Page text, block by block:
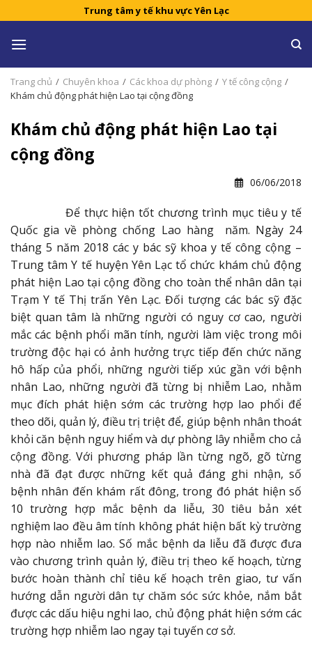
to
content
Trung tâm y tế khu vực Yên Lạc
Trang chủ / Chuyên khoa / Các khoa dự phòng / Y tế công cộng /
Khám chủ động phát hiện Lao tại cộng đồng
Khám chủ động phát hiện Lao tại
cộng đồng
06/06/2018
Để thực hiện tốt chương trình mục tiêu y tế
Quốc gia về phòng chống Lao hàng năm. Ngày 24
tháng 5 năm 2018 các y bác sỹ khoa y tế công cộng –
Trung tâm Y tế huyện Yên Lạc tổ chức khám chủ động
phát hiện Lao tại cộng đồng cho toàn thể nhân dân tại
Trạm Y tế Thị trấn Yên Lạc. Đối tượng các bác sỹ đặc
biệt quan tâm là những người có nguy cơ cao, người
mắc các bệnh phổi mãn tính, người làm việc trong môi
trường độc hại có ảnh hưởng trực tiếp đến chức năng
hô hấp của phổi, những người tiếp xúc gần với bệnh
nhân Lao, những người đã từng bị nhiễm Lao, nhằm
mục đích phát hiện sớm các trường hợp lao phổi để
theo dõi, quản lý, điều trị triệt để, giúp bệnh nhân thoát
khỏi căn bệnh nguy hiểm và dự phòng lây nhiễm cho cả
cộng đồng. Với phương pháp lần từng ngõ, gõ từng
nhà đã đạt được những kết quả đáng ghi nhận, số
bệnh nhân đến khám rất đông, trong đó phát hiện số
10 trường hợp mắc bệnh da liễu, 30 tiêu bản xét
nghiệm lao đều âm tính không phát hiện bất kỳ trường
hợp nào nhiễm lao. Số mắc bệnh da liễu đã được đưa
vào chương trình quản lý, điều trị theo kế hoạch, từng
bước hoàn thành chỉ tiêu kế hoạch trên giao, tư vấn
hướng dẫn người dân tự chăm sóc sức khỏe, nắm bắt
được các dấu hiệu nghi lao, chủ động phát hiện sớm các
trường hợp nhiễm lao ngay tại tuyến cơ sở.